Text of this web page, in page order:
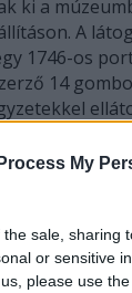
My
sale, sharing
or sensitive
please use
ki a
A
1746-os
14